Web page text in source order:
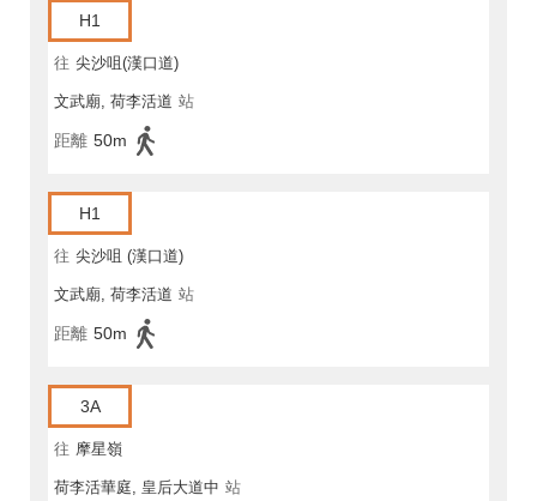
H1
往 尖沙咀(漢口道)
文武廟, 荷李活道 站
距離 50m
H1
往 尖沙咀 (漢口道)
文武廟, 荷李活道 站
距離 50m
3A
往 摩星嶺
荷李活華庭, 皇后大道中 站